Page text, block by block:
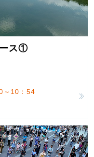
ース①
～10：54